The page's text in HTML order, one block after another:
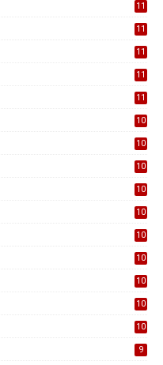
11
11
11
11
11
10
10
10
10
10
10
10
10
10
10
9